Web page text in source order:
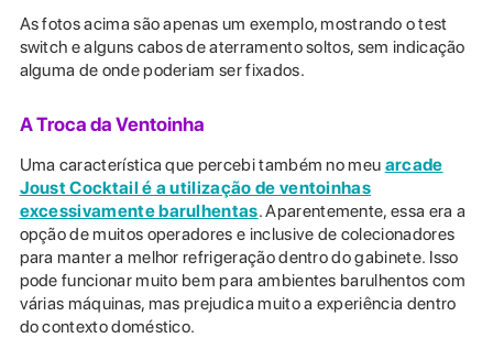
As fotos acima são apenas um exemplo, mostrando o test
switch e alguns cabos de aterramento soltos, sem indicação
alguma de onde poderiam ser fixados.
A Troca da Ventoinha
Uma característica que percebi também no meu arcade
Joust Cocktail é a utilização de ventoinhas
excessivamente barulhentas. Aparentemente, essa era a
opção de muitos operadores e inclusive de colecionadores
para manter a melhor refrigeração dentro do gabinete. Isso
pode funcionar muito bem para ambientes barulhentos com
várias máquinas, mas prejudica muito a experiência dentro
do contexto doméstico.